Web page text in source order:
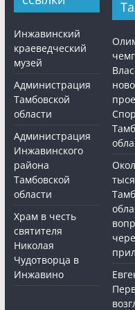
Инжавинский
краеведческий
музей
Администрация
Тамбовской
области
Администрация
Инжавинского
района
Тамбовской
области
Храм в честь
святителя
Николая
Чудотворца в
Инжавино